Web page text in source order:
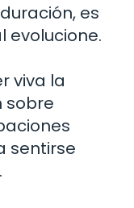
es
evolucione.
viva la
sobre
sentirse